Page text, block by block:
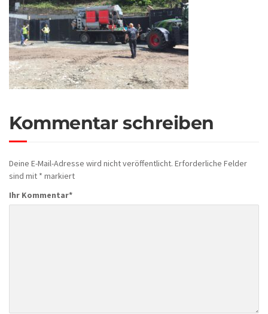
Kommentar schreiben
Deine E-Mail-Adresse wird nicht veröffentlicht. Erforderliche Felder
sind mit * markiert
Ihr Kommentar*